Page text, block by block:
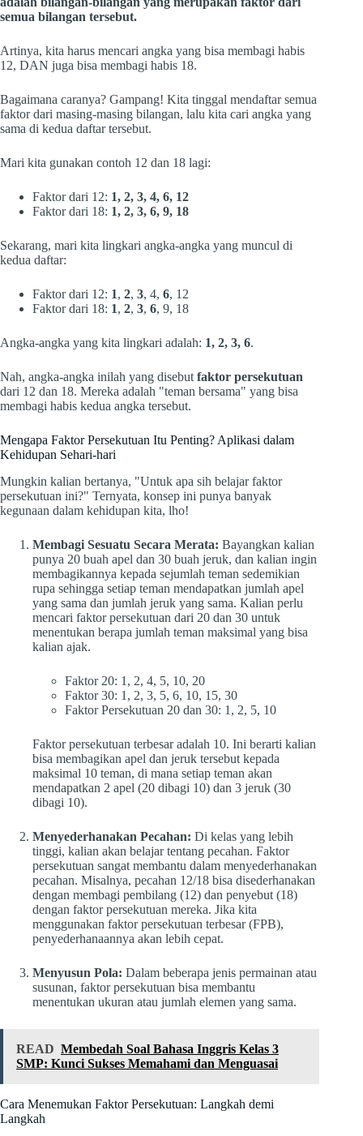
semua bilangan tersebut.
Artinya, kita harus mencari angka yang bisa membagi habis
12, DAN juga bisa membagi habis 18.
Bagaimana caranya? Gampang! Kita tinggal mendaftar semua
faktor dari masing-masing bilangan, lalu kita cari angka yang
sama di kedua daftar tersebut.
Mari kita gunakan contoh 12 dan 18 lagi:
Faktor dari 12: 1, 2, 3, 4, 6, 12
Faktor dari 18: 1, 2, 3, 6, 9, 18
Sekarang, mari kita lingkari angka-angka yang muncul di
kedua daftar:
Faktor dari 12: 1, 2, 3, 4, 6, 12
Faktor dari 18: 1, 2, 3, 6, 9, 18
Angka-angka yang kita lingkari adalah: 1, 2, 3, 6.
Nah, angka-angka inilah yang disebutfaktor persekutuan
dari 12 dan 18. Mereka adalah "teman bersama" yang bisa
membagi habis kedua angka tersebut.
Mengapa Faktor Persekutuan Itu Penting? Aplikasi dalam
Kehidupan Sehari-hari
Mungkin kalian bertanya, "Untuk apa sih belajar faktor
persekutuan ini?" Ternyata, konsep ini punya banyak
kegunaan dalam kehidupan kita, lho!
Membagi Sesuatu Secara Merata: Bayangkan kalian
punya 20 buah apel dan 30 buah jeruk, dan kalian ingin
membagikannya kepada sejumlah teman sedemikian
rupa sehingga setiap teman mendapatkan jumlah apel
yang sama dan jumlah jeruk yang sama. Kalian perlu
mencari faktor persekutuan dari 20 dan 30 untuk
menentukan berapa jumlah teman maksimal yang bisa
kalian ajak.
Faktor 20: 1, 2, 4, 5, 10, 20
Faktor 30: 1, 2, 3, 5, 6, 10, 15, 30
Faktor Persekutuan 20 dan 30: 1, 2, 5, 10
Faktor persekutuan terbesar adalah 10. Ini berarti kalian
bisa membagikan apel dan jeruk tersebut kepada
maksimal 10 teman, di mana setiap teman akan
mendapatkan 2 apel (20 dibagi 10) dan 3 jeruk (30
dibagi 10).
Menyederhanakan Pecahan: Di kelas yang lebih
tinggi, kalian akan belajar tentang pecahan. Faktor
persekutuan sangat membantu dalam menyederhanakan
pecahan. Misalnya, pecahan 12/18 bisa disederhanakan
dengan membagi pembilang (12) dan penyebut (18)
dengan faktor persekutuan mereka. Jika kita
menggunakan faktor persekutuan terbesar (FPB),
penyederhanaannya akan lebih cepat.
Menyusun Pola: Dalam beberapa jenis permainan atau
susunan, faktor persekutuan bisa membantu
menentukan ukuran atau jumlah elemen yang sama.
READ Membedah Soal Bahasa Inggris Kelas 3
SMP: Kunci Sukses Memahami dan Menguasai
Cara Menemukan Faktor Persekutuan: Langkah demi
Langkah